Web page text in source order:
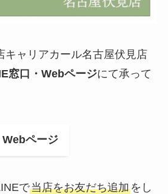
キャリアカール名古屋伏見店
窓口・Webページにて承って
ページ
で当店をお友だち追加をし